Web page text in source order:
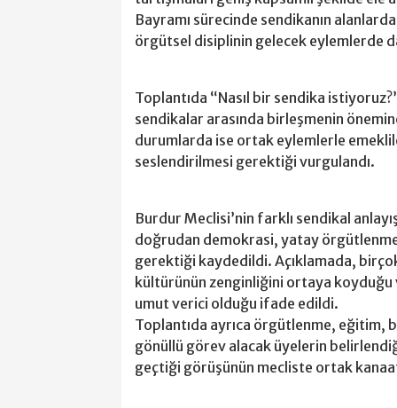
Bayramı sürecinde sendikanın
örgütsel disiplinin gelecek eylemlerde
Toplantıda “Nasıl bir sendika
sendikalar arasında birleşmenin
durumlarda ise ortak eylemlerle
seslendirilmesi gerektiği vurgulandı.
Burdur Meclisi’nin farklı sendikal
doğrudan demokrasi, yatay
gerektiği kaydedildi. Açıklamada,
kültürünün zenginliğini ortaya koyduğu
umut verici olduğu ifade edildi.
Toplantıda ayrıca örgütlenme, eğitim,
gönüllü görev alacak üyelerin
geçtiği görüşünün mecliste ortak